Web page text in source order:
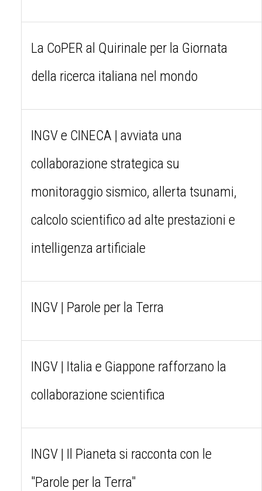
La CoPER al Quirinale per la Giornata
della ricerca italiana nel mondo
INGV e CINECA | avviata una
collaborazione strategica su
monitoraggio sismico, allerta tsunami,
calcolo scientifico ad alte prestazioni e
intelligenza artificiale
INGV | Parole per la Terra
INGV | Italia e Giappone rafforzano la
collaborazione scientifica
INGV | Il Pianeta si racconta con le
"Parole per la Terra"